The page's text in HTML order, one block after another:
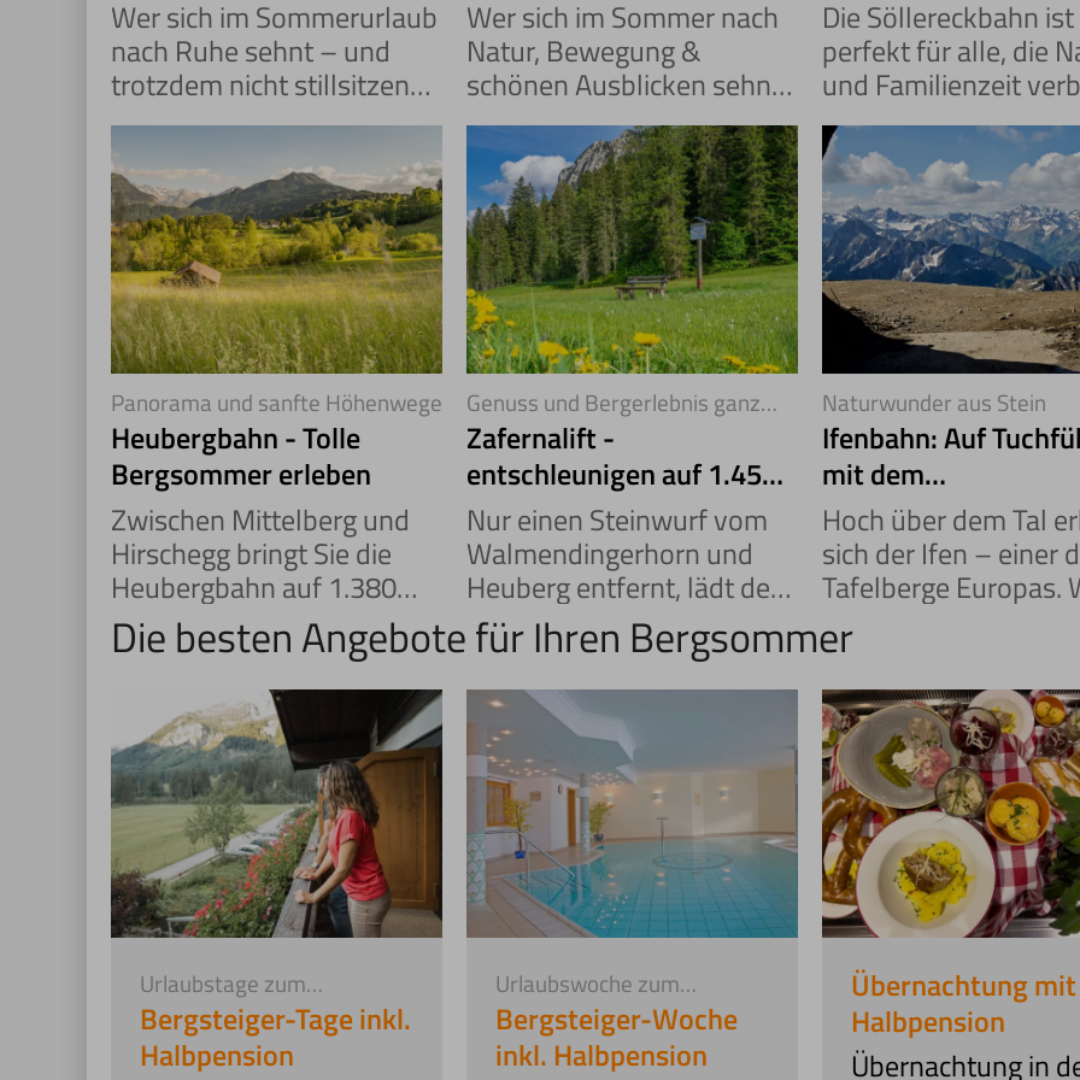
Wer sich im Sommerurlaub
nach Ruhe sehnt – und
trotzdem nicht stillsitzen
kann – findet mit der
Nebelhornbahn genau das
Richtige: Weite, Bewegung,
Natur.
Wer sich im Sommer nach
Natur, Bewegung &
schönen Ausblicken sehnt,
wird mit der Fellhornbahn
fündig. Auf 1.967 Metern
beginnt ein Erlebnis, das
Sie durchatmen lässt.
Die Söllereckbahn ist
perfekt für alle, die
und Familienzeit
möchten. Zwischen
Oberstdorf und dem
Kleinwalsertal
sommerliches
Panorama und sanfte Höhenwege
Heubergbahn - Tolle
Bergsommer erleben
Zwischen Mittelberg und
Hirschegg bringt Sie die
Heubergbahn auf 1.380
Meter – mitten hinein in
eine Welt aus Panoramen,
Höhenwegen und
erfrischender Natur.
Genuss und Bergerlebnis ganz
nah
Zafernalift -
entschleunigen auf 1.450
Höhenmetern
Nur einen Steinwurf vom
Walmendingerhorn und
Heuberg entfernt, lädt der
Zafernalift dazu ein, die
ruhige Seite des Sommers
im Kleinwalsertal zu
entdecken.
Naturwunder aus Stein
Ifenbahn: Auf
mit dem
Gottesackerplateau
Hoch über dem Tal
sich der Ifen – einer
Tafelberge Europas.
mit der Ifenbahn
hinaufgleitet, taucht
Welt aus Steinen,
spektakulärer Natur.
Die besten Angebote für Ihren Bergsommer
Urlaubstage zum
Vorteilspreis
Bergsteiger-Tage inkl.
Halbpension
Urlaubswoche zum
Vorteilspreis
Bergsteiger-Woche
inkl. Halbpension
Übernachtung mit
Halbpension
Übernachtung in